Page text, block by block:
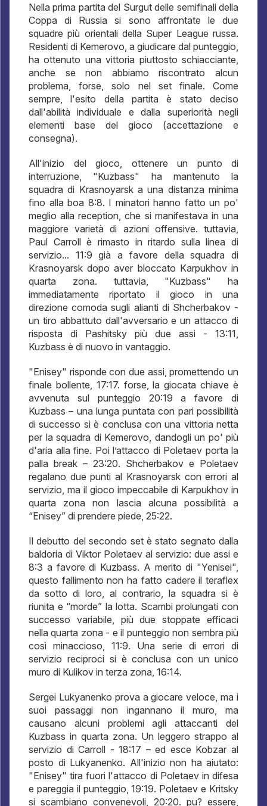
Nella prima partita del Surgut delle semifinali della
Coppa di Russia si sono affrontate le due
squadre più orientali della Super League russa.
Residenti di Kemerovo, a giudicare dal punteggio,
ha ottenuto una vittoria piuttosto schiacciante,
anche se non abbiamo riscontrato alcun
problema, forse, solo nel set finale. Come
sempre, l'esito della partita è stato deciso
dall'abilità individuale e dalla superiorità negli
elementi base del gioco (accettazione e
consegna).
All'inizio del gioco, ottenere un punto di
interruzione, "Kuzbass" ha mantenuto la
squadra di Krasnoyarsk a una distanza minima
fino alla boa 8:8. I minatori hanno fatto un po'
meglio alla reception, che si manifestava in una
maggiore varietà di azioni offensive. tuttavia,
Paul Carroll è rimasto in ritardo sulla linea di
servizio... 11:9 già a favore della squadra di
Krasnoyarsk dopo aver bloccato Karpukhov in
quarta zona. tuttavia, "Kuzbass" ha
immediatamente riportato il gioco in una
direzione comoda sugli alianti di Shcherbakov -
un tiro abbattuto dall'avversario e un attacco di
risposta di Pashitsky più due assi - 13:11,
Kuzbass è di nuovo in vantaggio.
"Enisey" risponde con due assi, promettendo un
finale bollente, 17:17. forse, la giocata chiave è
avvenuta sul punteggio 20:19 a favore di
Kuzbass – una lunga puntata con pari possibilità
di successo si è conclusa con una vittoria netta
per la squadra di Kemerovo, dandogli un po' più
d'aria alla fine. Poi l’attacco di Poletaev porta la
palla break – 23:20. Shcherbakov e Poletaev
regalano due punti al Krasnoyarsk con errori al
servizio, ma il gioco impeccabile di Karpukhov in
quarta zona non lascia alcuna possibilità a
“Enisey” di prendere piede, 25:22.
Il debutto del secondo set è stato segnato dalla
baldoria di Viktor Poletaev al servizio: due assi e
8:3 a favore di Kuzbass. A merito di "Yenisei",
questo fallimento non ha fatto cadere il teraflex
da sotto di loro, al contrario, la squadra si è
riunita e “morde” la lotta. Scambi prolungati con
successo variabile, più due stoppate efficaci
nella quarta zona - e il punteggio non sembra più
così minaccioso, 11:9. Una serie di errori di
servizio reciproci si è conclusa con un unico
muro di Kulikov in terza zona, 16:14.
Sergei Lukyanenko prova a giocare veloce, ma i
suoi passaggi non ingannano il muro, ma
causano alcuni problemi agli attaccanti del
Kuzbass in quarta zona. Un leggero strappo al
servizio di Carroll - 18:17 – ed esce Kobzar al
posto di Lukyanenko. All'inizio non ha aiutato:
"Enisey" tira fuori l'attacco di Poletaev in difesa
e pareggia il punteggio, 19:19. Poletaev e Kritsky
si scambiano convenevoli, 20:20. pu? essere,